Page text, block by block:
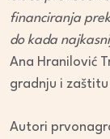
financiranja
do kada
Ana Hranilović
gradnju i zaštitu
Autori